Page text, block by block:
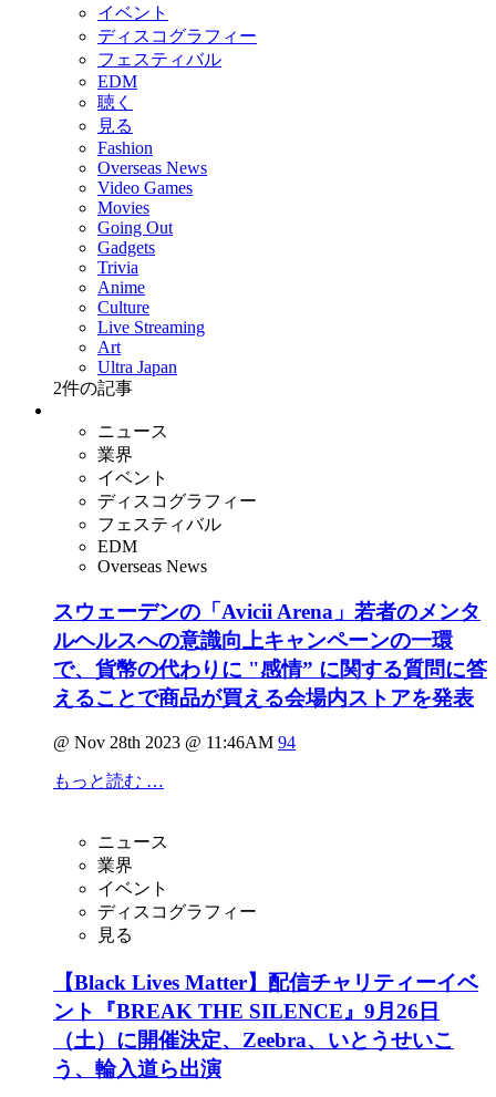
イベント
ディスコグラフィー
フェスティバル
EDM
聴く
見る
Fashion
Overseas News
Video Games
Movies
Going Out
Gadgets
Trivia
Anime
Culture
Live Streaming
Art
Ultra Japan
2件の記事
ニュース
業界
イベント
ディスコグラフィー
フェスティバル
EDM
Overseas News
スウェーデンの「Avicii Arena」若者のメンタ
ルヘルスへの意識向上キャンペーンの一環
で、貨幣の代わりに "感情” に関する質問に答
えることで商品が買える会場内ストアを発表
@ Nov 28th 2023 @ 11:46AM 94
もっと読む …
ニュース
業界
イベント
ディスコグラフィー
見る
【Black Lives Matter】配信チャリティーイベ
ント『BREAK THE SILENCE』9月26日
（土）に開催決定、Zeebra、いとうせいこ
う、輪入道ら出演